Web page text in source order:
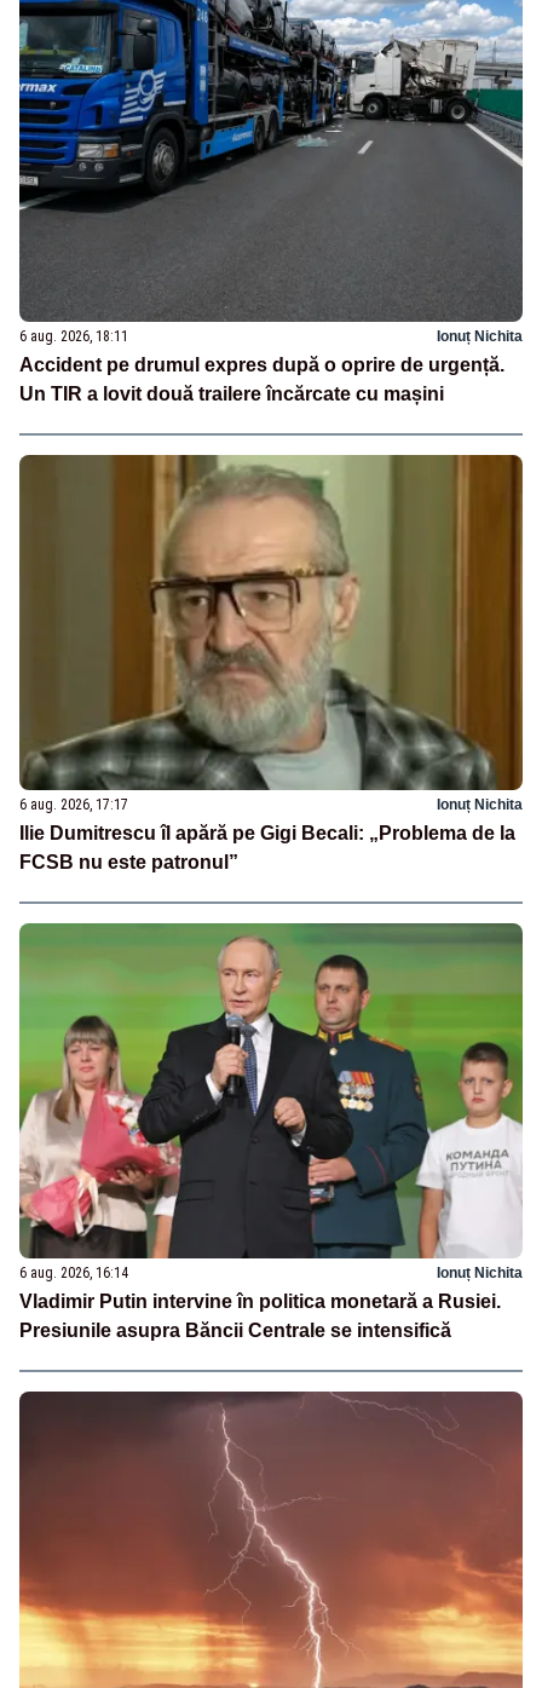
6 aug. 2026, 18:11 Ionuț Nichita
Accident pe drumul expres după o oprire de urgență.
Un TIR a lovit două trailere încărcate cu mașini
6 aug. 2026, 17:17 Ionuț Nichita
Ilie Dumitrescu îl apără pe Gigi Becali: „Problema de la
FCSB nu este patronul”
6 aug. 2026, 16:14 Ionuț Nichita
Vladimir Putin intervine în politica monetară a Rusiei.
Presiunile asupra Băncii Centrale se intensifică